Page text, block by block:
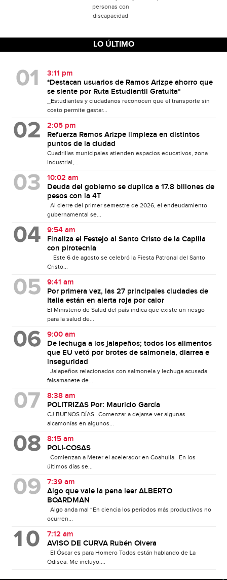
personas con
discapacidad
LO ÚLTIMO
3:11 pm
*Destacan usuarios de Ramos Arizpe ahorro que
se siente por Ruta Estudiantil Gratuita*
_Estudiantes y ciudadanos reconocen que el transporte sin
costo permite gastar...
2:05 pm
Refuerza Ramos Arizpe limpieza en distintos
puntos de la ciudad
Cuadrillas municipales atienden espacios educativos, zona
industrial,...
10:02 am
Deuda del gobierno se duplica a 17.8 billones de
pesos con la 4T
Al cierre del primer semestre de 2026, el endeudamiento
gubernamental se...
9:54 am
Finaliza el Festejo al Santo Cristo de la Capilla
con pirotecnia
Este 6 de agosto se celebró la Fiesta Patronal del Santo
Cristo...
9:41 am
Por primera vez, las 27 principales ciudades de
Italia están en alerta roja por calor
El Ministerio de Salud del país indica que existe un riesgo
para la salud de...
9:00 am
De lechuga a los jalapeños; todos los alimentos
que EU vetó por brotes de salmonela, diarrea e
inseguridad
Jalapeños relacionados con salmonela y lechuga acusada
falsamanete de...
8:38 am
POLITRIZAS Por: Mauricio García
CJ BUENOS DÍAS…Comenzar a dejarse ver algunas
alcamonías en algunos...
8:15 am
POLI-COSAS
Comienzan a Meter el acelerador en Coahuila. En los
últimos días se...
7:39 am
Algo que vale la pena leer ALBERTO
BOARDMAN
Algo anda mal “En ciencia los períodos más productivos no
ocurren...
7:12 am
AVISO DE CURVA Rubén Olvera
El Óscar es para Homero Todos están hablando de La
Odisea. Me incluyo....